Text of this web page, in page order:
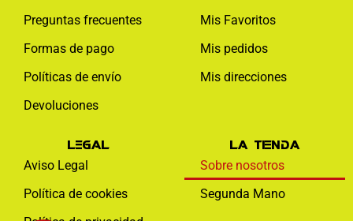
Preguntas frecuentes
Formas de pago
Políticas de envío
Devoluciones
Mis Favoritos
Mis pedidos
Mis direcciones
Legal
Aviso Legal
Política de cookies
La tienda
Sobre nosotros
Segunda Mano